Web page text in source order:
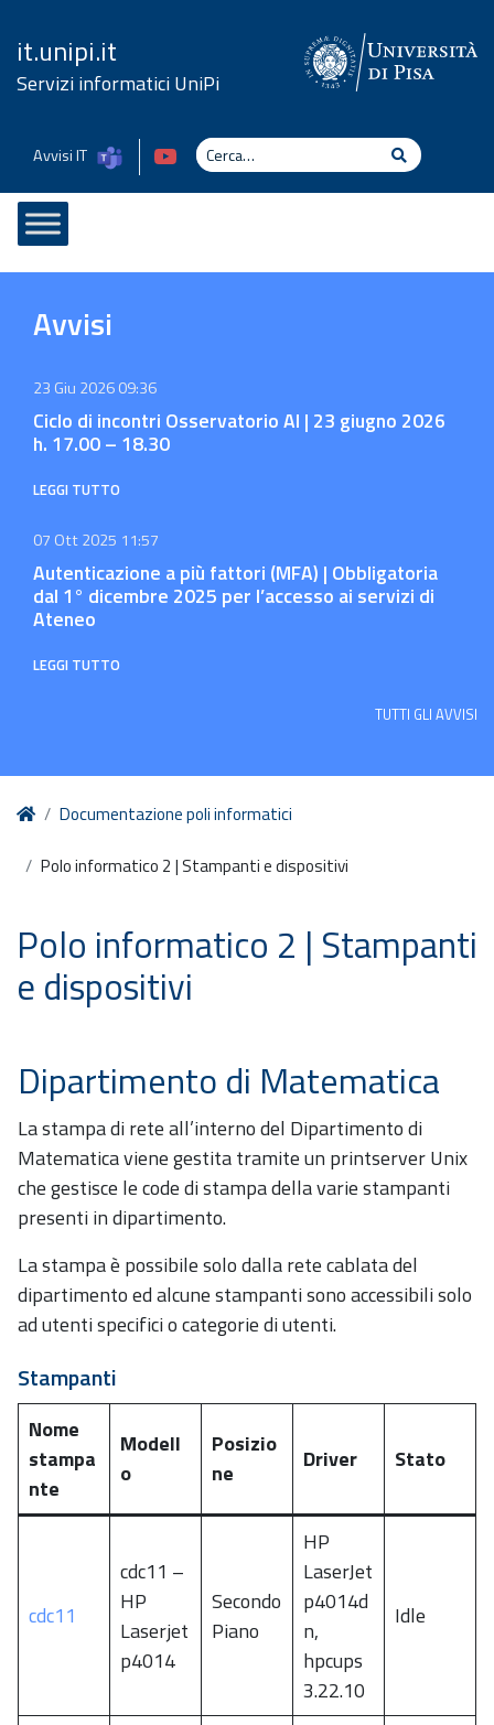
it.unipi.it
Servizi informatici UniPi
Avvisi IT Cerca
Cerca
Avvisi
23 Giu 2026 09:36
Ciclo di incontri Osservatorio AI | 23 giugno 2026
h. 17.00 – 18.30
LEGGI TUTTO
07 Ott 2025 11:57
Autenticazione a più fattori (MFA) | Obbligatoria
dal 1° dicembre 2025 per l’accesso ai servizi di
Ateneo
LEGGI TUTTO
TUTTI GLI AVVISI
HomeDocumentazione poli informatici
Polo informatico 2 | Stampanti e dispositivi
Polo informatico 2 | Stampanti
e dispositivi
Dipartimento di Matematica
La stampa di rete all’interno del Dipartimento di
Matematica viene gestita tramite un printserver Unix
che gestisce le code di stampa della varie stampanti
presenti in dipartimento.
La stampa è possibile solo dalla rete cablata del
dipartimento ed alcune stampanti sono accessibili solo
ad utenti specifici o categorie di utenti.
Stampanti
Nome
stampa
nte
Modell
o
Posizio
ne
Driver Stato
cdc11
cdc11 –
HP
Laserjet
p4014
Secondo
Piano
HP
LaserJet
p4014d
n,
hpcups
3.22.10
Idle